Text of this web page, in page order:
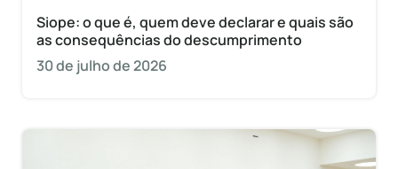
Siope: o que é, quem deve declarar e quais são
as consequências do descumprimento
30 de julho de 2026